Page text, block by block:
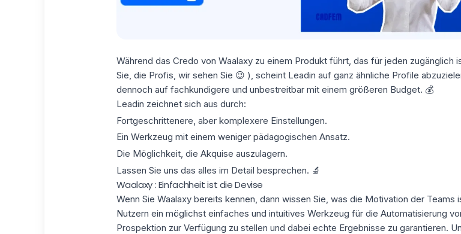
Während das Credo von Waalaxy zu einem Produkt führt, das für jeden zugänglich
Sie, die Profis, wir sehen Sie 😉 ), scheint Leadin auf ganz ähnliche Profile
dennoch auf fachkundigere und unbestreitbar mit einem größeren Budget. 💰
Leadin zeichnet sich aus durch:
Fortgeschrittenere, aber komplexere Einstellungen.
Ein Werkzeug mit einem weniger pädagogischen Ansatz.
Die Möglichkeit, die Akquise auszulagern.
Lassen Sie uns das alles im Detail besprechen. 🔬
Waalaxy : Einfachheit ist die Devise
Wenn Sie Waalaxy bereits kennen, dann wissen Sie, was die Motivation der Teams
Nutzern ein möglichst einfaches und intuitives Werkzeug für die Automatisierung
Prospektion zur Verfügung zu stellen und dabei echte Ergebnisse zu garantieren.